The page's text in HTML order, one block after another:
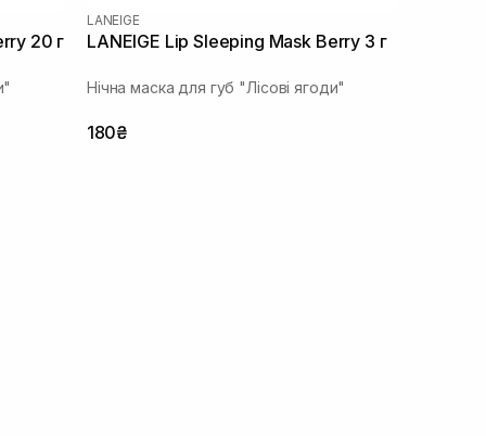
20 г
LANEIGE
LANEIGE Lip Sleeping Mask Berry 3 г
Нічна маска для губ "Лісові ягоди"
180₴